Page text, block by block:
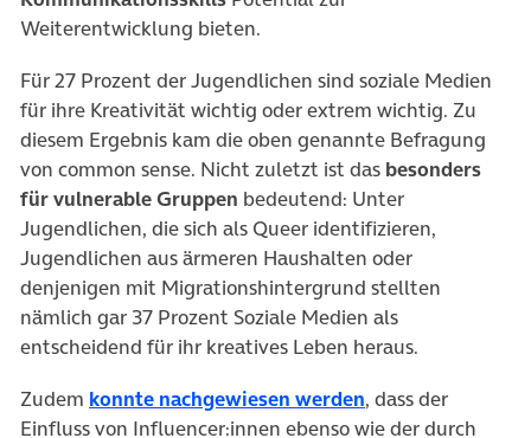
Weiterentwicklung bieten.
Für 27 Prozent der Jugendlichen sind soziale Medien
für ihre Kreativität wichtig oder extrem wichtig. Zu
diesem Ergebnis kam die oben genannte Befragung
von common sense. Nicht zuletzt ist das besonders
für vulnerable Gruppen bedeutend: Unter
Jugendlichen, die sich als Queer identifizieren,
Jugendlichen aus ärmeren Haushalten oder
denjenigen mit Migrationshintergrund stellten
nämlich gar 37 Prozent Soziale Medien als
entscheidend für ihr kreatives Leben heraus.
Zudem konnte nachgewiesen werden(öffnet in neuem
, dass der
Einfluss von Influencer:innen ebenso wie der durch